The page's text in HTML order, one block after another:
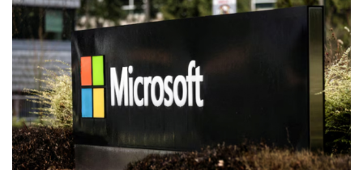
Doanh nghiệp
Thông tin doanh nghiệp
Doanh nghiệp 24h
Doanh nhân
Vì cộng đồng
Công nghệ
Sành điệu
Chuyển đổi số